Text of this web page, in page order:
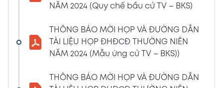
GÓP VỐN THÀNH LẬP CÔNG TY TNHH ĐẦU
08/01/2024
4:38 PM
CHỨNG NHẬN ĐĂNG KÝ HOẠT ĐỘNG CHI
Xem PDF
NĂM 2024 (Quy chế bầu cử TV – BKS)
THÔNG BÁO MỜI HỌP VÀ ĐƯỜNG DẪN
TÀI LIỆU HỌP ĐHĐCĐ THƯỜNG NIÊN
NĂM 2024 (Mẫu ứng cử TV – BKS))
THÔNG BÁO MỜI HỌP VÀ ĐƯỜNG DẪN